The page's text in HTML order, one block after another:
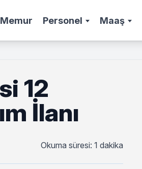
Memur Personel Maaş
12
İlanı
Okuma süresi: 1 dakika